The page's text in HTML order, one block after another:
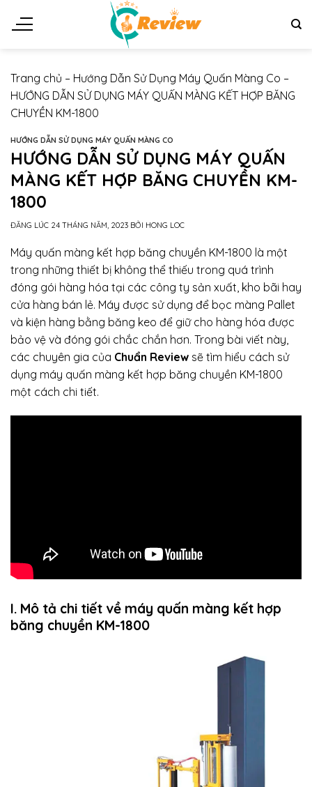
đến
Trang chủ – Hướng Dẫn Sử Dụng Máy Quấn Màng Co –
HƯỚNG DẪN SỬ DỤNG MÁY QUẤN MÀNG KẾT HỢP BĂNG
CHUYỀN KM-1800
HƯỚNG DẪN SỬ DỤNG MÁY QUẤN MÀNG CO
HƯỚNG DẪN SỬ DỤNG MÁY QUẤN
MÀNG KẾT HỢP BĂNG CHUYỀN KM-
1800
ĐĂNG LÚC 24 THÁNG NĂM, 2023 BỞI HONG LOC
Máy quấn màng kết hợp băng chuyền KM-1800 là một
trong những thiết bị không thể thiếu trong quá trình
đóng gói hàng hóa tại các công ty sản xuất, kho bãi hay
cửa hàng bán lẻ. Máy được sử dụng để bọc màng Pallet
và kiện hàng bằng băng keo để giữ cho hàng hóa được
bảo vệ và đóng gói chắc chắn hơn. Trong bài viết này,
các chuyên gia của Chuẩn Review sẽ tìm hiểu cách sử
dụng máy quấn màng kết hợp băng chuyền KM-1800
một cách chi tiết.
I. Mô tả chi tiết về máy quấn màng kết hợp
băng chuyền KM-1800